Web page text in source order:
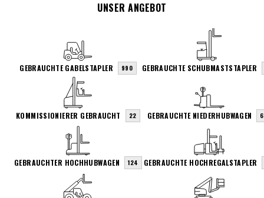
UNSER ANGEBOT
GEBRAUCHTE GABELSTAPLER 990 GEBRAUCHTE SCHUBMASTSTAPLER
KOMMISSIONIERER GEBRAUCHT 22 GEBRAUCHTE NIEDERHUBWAGEN
GEBRAUCHTER HOCHHUBWAGEN 124 GEBRAUCHTE HOCHREGALSTAPLER